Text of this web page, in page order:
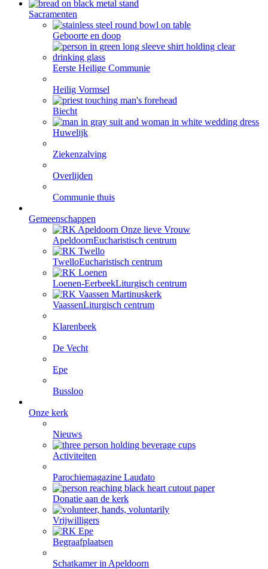
Sacramenten
Geboorte en doop
Eerste Heilige Communie
Heilig Vormsel
Biecht
Huwelijk
Ziekenzalving
Overlijden
Communie thuis
Gemeenschappen
ApeldoornEucharistisch centrum
TwelloEucharistisch centrum
Loenen-EerbeekLiturgisch centrum
VaassenLiturgisch centrum
Klarenbeek
De Vecht
Epe
Bussloo
Onze kerk
Nieuws
Activiteiten
Parochiemagazine Laudato
Donatie aan de kerk
Vrijwilligers
Begraafplaatsen
Schatkamer in Apeldoorn